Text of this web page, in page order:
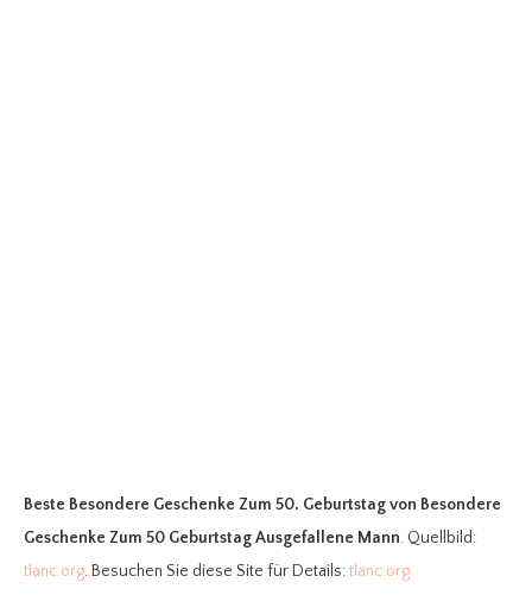
Beste Besondere Geschenke Zum 50. Geburtstagvon Besondere
Geschenke Zum 50 Geburtstag Ausgefallene Mann. Quellbild:
tlanc.org. Besuchen Sie diese Site für Details:tlanc.org